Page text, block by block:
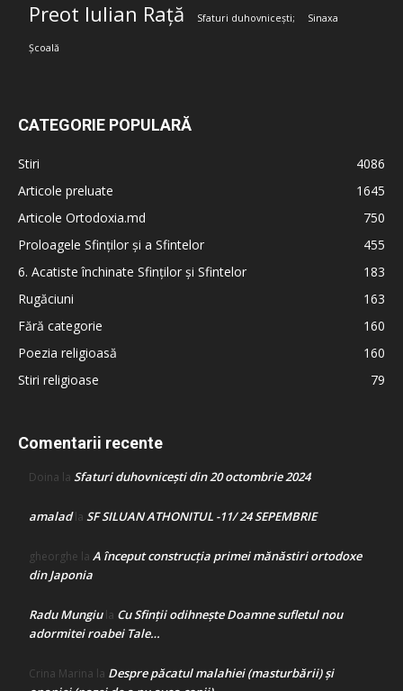
Preot Iulian Rață Sfaturi duhovnicești; Sinaxa
Școală
CATEGORIE POPULARĂ
Stiri
4086
Articole preluate
1645
Articole Ortodoxia.md
750
Proloagele Sfinților și a Sfintelor
455
6. Acatiste închinate Sfinților și Sfintelor
183
Rugăciuni
163
Fără categorie
160
Poezia religioasă
160
Stiri religioase
79
Comentarii recente
Doina la Sfaturi duhovnicești din 20 octombrie 2024
amaladla SF SILUAN ATHONITUL -11/ 24 SEPEMBRIE
gheorghe la A început construcţia primei mănăstiri ortodoxe
din Japonia
Radu Mungiula Cu Sfinții odihnește Doamne sufletul nou
adormitei roabei Tale…
Crina Marina la Despre păcatul malahiei (masturbării) şi